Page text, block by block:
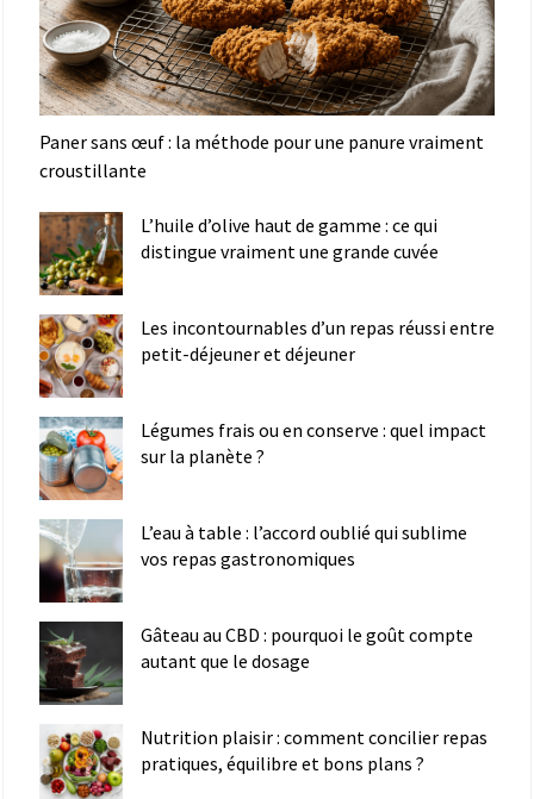
Paner sans œuf : la méthode pour une panure vraiment
croustillante
L’huile d’olive haut de gamme : ce qui
distingue vraiment une grande cuvée
Les incontournables d’un repas réussi entre
petit-déjeuner et déjeuner
Légumes frais ou en conserve : quel impact
sur la planète ?
L’eau à table : l’accord oublié qui sublime
vos repas gastronomiques
Gâteau au CBD : pourquoi le goût compte
autant que le dosage
Nutrition plaisir : comment concilier repas
pratiques, équilibre et bons plans ?